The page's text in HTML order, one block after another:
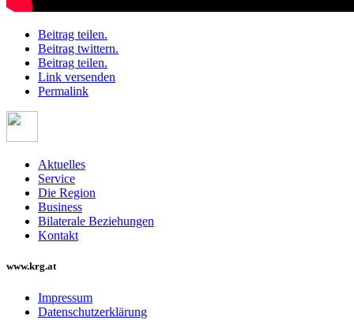
Beitrag teilen.
Beitrag twittern.
Beitrag teilen.
Link versenden
Permalink
Aktuelles
Service
Die Region
Business
Bilaterale Beziehungen
Kontakt
www.krg.at
Impressum
Datenschutzerklärung